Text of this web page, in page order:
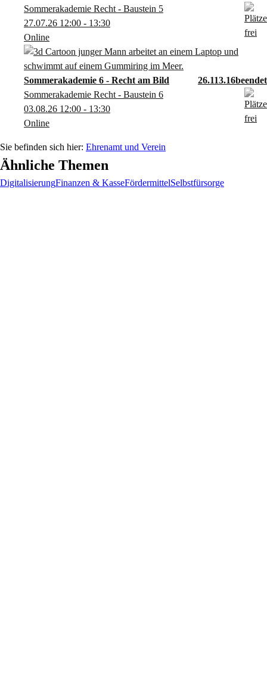
Sommerakademie Recht - Baustein 5
27.07.26 12:00 - 13:30
Online
Sommerakademie 6 - Recht am Bild
26.113.16
Sommerakademie Recht - Baustein 6
03.08.26 12:00 - 13:30
Online
Ehrenamt und Verein
Ähnliche Themen
DigitalisierungFinanzen & KasseFördermittelSelbstfürsorge